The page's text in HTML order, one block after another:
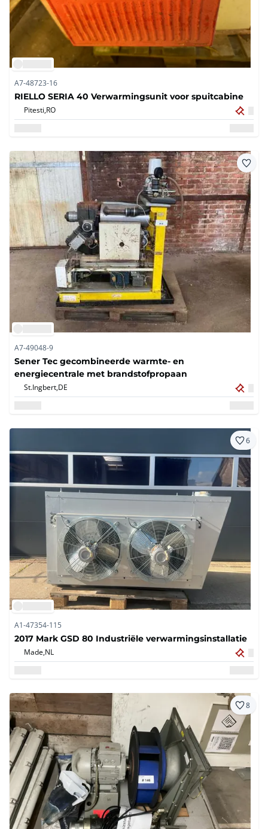
A7-48723-16
RIELLO SERIA 40 Verwarmingsunit voor spuitcabine
Pitesti,RO
A7-49048-9
Sener Tec gecombineerde warmte- en
energiecentrale met brandstofpropaan
St.Ingbert,DE
6
A1-47354-115
2017 Mark GSD 80 Industriële verwarmingsinstallatie
Made,NL
8